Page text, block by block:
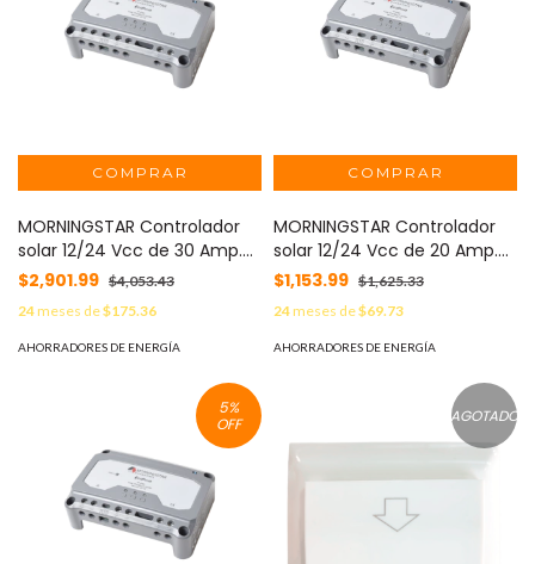
MORNINGSTAR Controlador
solar 12/24 Vcc de 30 Amp.
Sin pantalla de medición.
MOD: EC-30
$2,901.99 $4,053.43
24meses de$175.36
AHORRADORES DE ENERGÍA
MORNINGSTAR Controlador
solar 12/24 Vcc de 20 Amp.
Sin pantalla de medición.
MOD: EC-20
$1,153.99 $1,625.33
24meses de$69.73
AHORRADORES DE ENERGÍA
5%
OFF
AGOTADO